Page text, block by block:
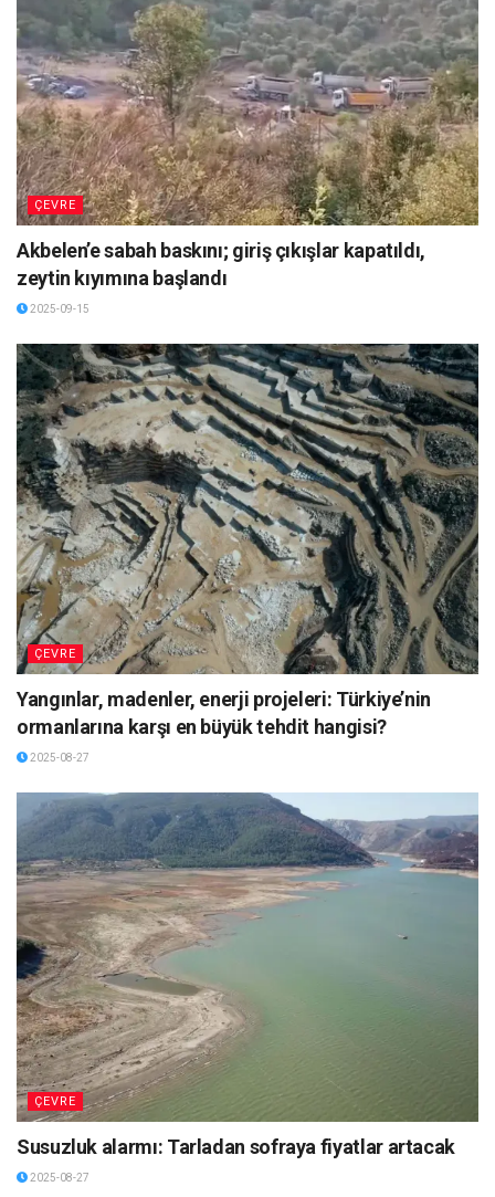
ÇEVRE
Akbelen’e sabah baskını; giriş çıkışlar kapatıldı,
zeytin kıyımına başlandı
2025-09-15
ÇEVRE
Yangınlar, madenler, enerji projeleri: Türkiye’nin
ormanlarına karşı en büyük tehdit hangisi?
2025-08-27
ÇEVRE
Susuzluk alarmı: Tarladan sofraya fiyatlar artacak
2025-08-27